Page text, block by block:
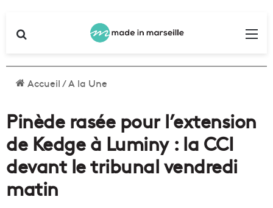
Accueil/A la Une
Pinède rasée pour l’extension
de Kedge à Luminy : la CCI
devant le tribunal vendredi
matin